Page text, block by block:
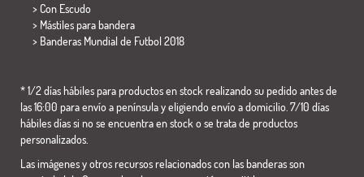
> Con Escudo
> Mástiles para bandera
> Banderas Mundial de Futbol 2018
* 1/2 días hábiles para productos en stock realizando su pedido antes de
las 16:00 para envío a península y eligiendo envío a domicilio. 7/10 días
hábiles días si no se encuentra en stock o se trata de productos
personalizados.
Las imágenes y otros recursos relacionados con las banderas son